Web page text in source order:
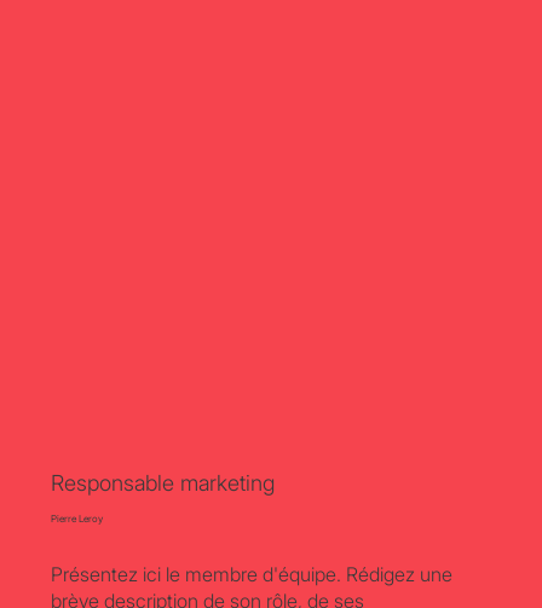
Responsable marketing
Pierre Leroy
Présentez ici le membre d'équipe. Rédigez une
brève description de son rôle, de ses